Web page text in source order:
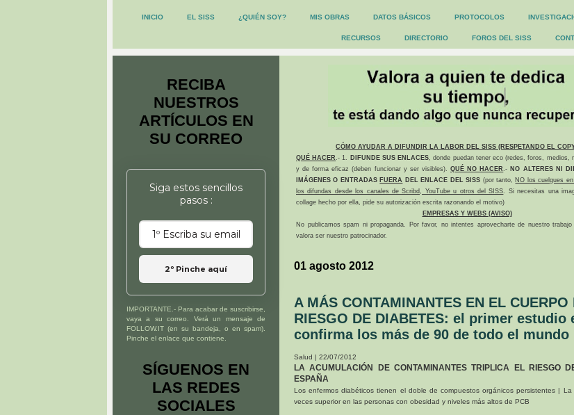
INICIO EL SISS ¿QUIÉN SOY? MIS OBRAS DATOS BÁSICOS PROTOCOLOS
RECURSOS DIRECTORIO FOROS DEL SISS
CÓMO AYUDAR A DIFUNDIR LA LABOR DEL SISS (RESPETANDO EL
QUÉ HACER.- 1. DIFUNDE SUS ENLACES, donde puedan tener eco (redes, foros, medios,
y de forma eficaz (deben funcionar y ser visibles).QUÉ NO HACER.- NO ALTERES NI
IMÁGENES O ENTRADAS FUERA DEL ENLACE DEL SISS (por tanto, NO los cuelgues
los difundas desde los canales de Scribd, YouTube u otros del SISS. Si necesitas una
collage hecho por ella, pide su autorización escrita razonando el motivo)
EMPRESAS Y WEBS (AVISO)
No publicamos spam ni propaganda. Por favor, no intentes aprovecharte de nuestro
valora ser nuestro patrocinador.
01 agosto 2012
A MÁS CONTAMINANTES EN EL CUERPO
RIESGO DE DIABETES: el primer estudio
confirma los más de 90 de todo el mundo
Salud | 22/07/2012
LA ACUMULACIÓN DE CONTAMINANTES TRIPLICA EL RIESGO
ESPAÑA
Los enfermos diabéticos tienen el doble de compuestos orgánicos persistentes | La
veces superior en las personas con obesidad y niveles más altos de PCB
RECIBA
NUESTROS
ARTÍCULOS EN
SU CORREO
Siga estos sencillos
pasos :
2º Pinche aquí
IMPORTANTE.- Para acabar de suscribirse,
vaya a su correo. Verá un mensaje de
FOLLOW.IT (en su bandeja, o en spam).
Pinche el enlace que contiene.
SÍGUENOS EN
LAS REDES
SOCIALES